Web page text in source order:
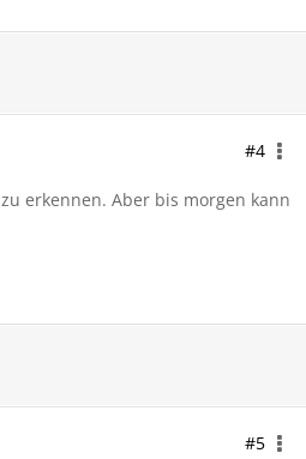
#4
erkennen. Aber bis morgen kann
#5